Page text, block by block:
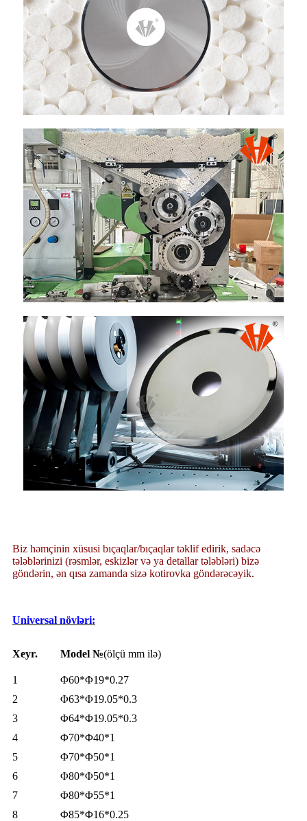
Biz həmçinin xüsusi bıçaqlar/bıçaqlar təklif edirik, sadəcə
tələblərinizi (rəsmlər, eskizlər və ya detallar tələbləri) bizə
göndərin, ən qısa zamanda sizə kotirovka göndərəcəyik.
Universal növləri:
Xeyr. Model №(ölçü mm ilə)
1
Φ60*Φ19*0.27
2
Φ63*Φ19.05*0.3
3
Φ64*Φ19.05*0.3
4
Φ70*Φ40*1
5
Φ70*Φ50*1
6
Φ80*Φ50*1
7
Φ80*Φ55*1
8
Φ85*Φ16*0.25